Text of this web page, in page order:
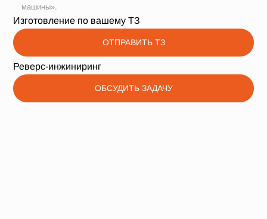
машины».
Изготовление по вашему ТЗ
ОТПРАВИТЬ ТЗ
Реверс-инжиниринг
ОБСУДИТЬ ЗАДАЧУ